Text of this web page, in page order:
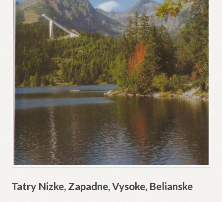
Tatry Nizke, Zapadne, Vysoke, Belianske